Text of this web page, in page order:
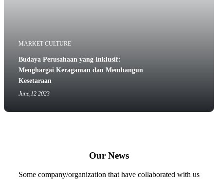
MARKET CULTURE
Budaya Perusahaan yang Inklusif:
Menghargai Keragaman dan Membangun
Kesetaraan
June,12 2023
Our News
Some company/organization that have collaborated with us